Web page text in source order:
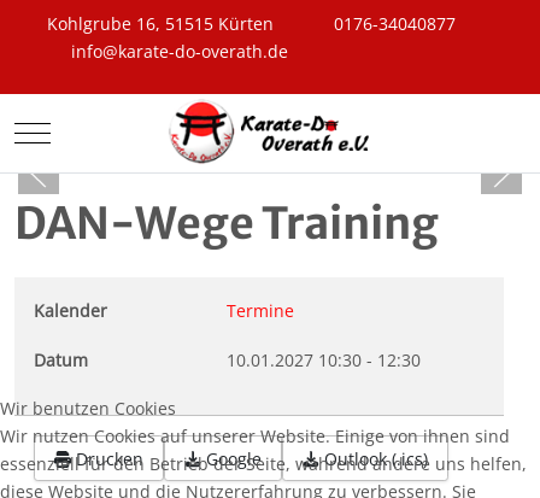
Kohlgrube 16, 51515 Kürten
0176-34040877
info@karate-do-overath.de
Mobile Menu Toggle
DAN-Wege Training
Kalender Termine
Datum 10.01.2027 10:30 - 12:30
Drucken Google Outlook (.ics)
Wir benutzen Cookies
Wir nutzen Cookies auf unserer Website. Einige von ihnen sind
essenziell für den Betrieb der Seite, während andere uns helfen,
diese Website und die Nutzererfahrung zu verbessern. Sie